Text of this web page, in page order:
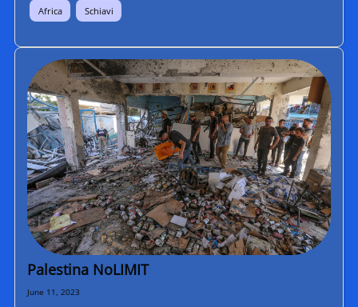
Africa Schiavi
Palestina NoLIMIT
June 11, 2023